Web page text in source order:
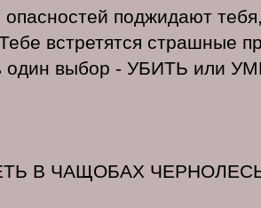
поджидают
встретятся страшные
один выбор - УБИТЬ или
В ЧАЩОБАХ